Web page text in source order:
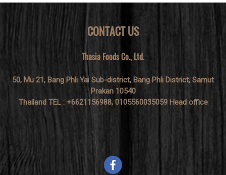
CONTACT US
Thasia Foods Co., Ltd.
50, Mu 21, Bang Phli Yai Sub-district, Bang Phli District, Samut
Prakan 10540
Thailand TEL : +6621156988, 0105560035059 Head office